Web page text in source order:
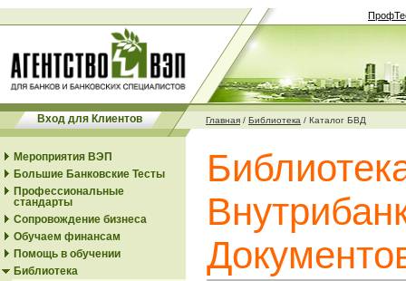
Вход для Клиентов Главная / Библиотека / Каталог БВД
Мероприятия ВЭП
Большие Банковские Тесты
Профессиональные
стандарты
Сопровождение бизнеса
Обучаем финансам
Помощь в обучении
Библиотека